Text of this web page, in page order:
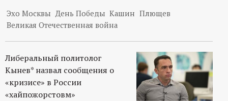
Эхо Москвы День Победы Кашин Плющев
Великая Отечественная война
Либеральный политолог
Кынев* назвал сообщения о
«кризисе» в России
«хайпожорстовм»